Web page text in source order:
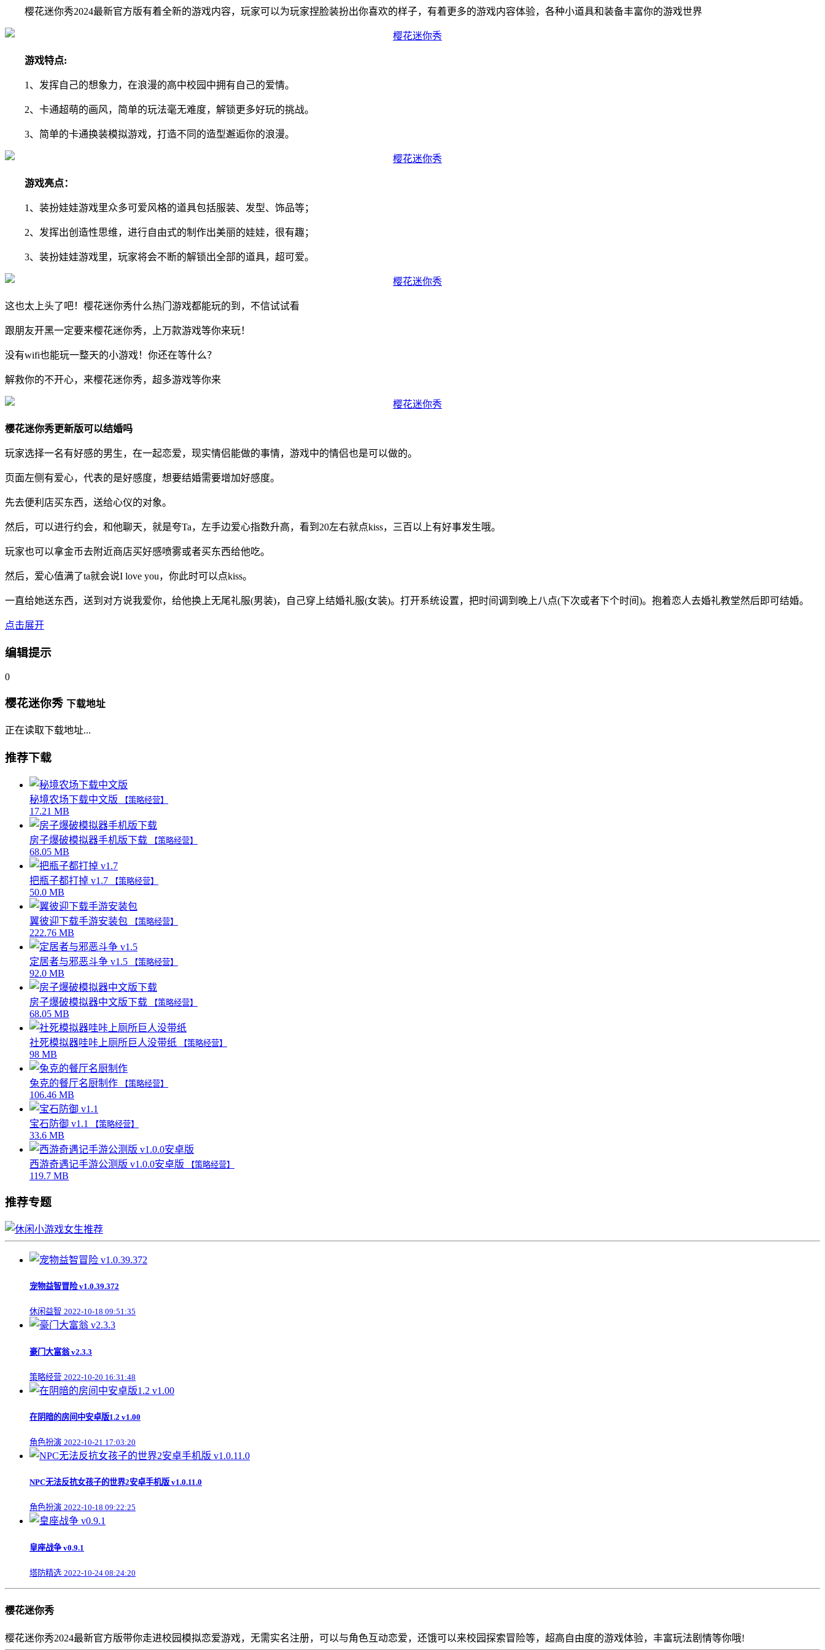
樱花迷你秀2024最新官方版有着全新的游戏内容，玩家可以为玩家捏脸装扮出你喜欢的样子，有着更多的游戏内容体验，各种小道具和装备丰富你的游戏世界
游戏特点:
1、发挥自己的想象力，在浪漫的高中校园中拥有自己的爱情。
2、卡通超萌的画风，简单的玩法毫无难度，解锁更多好玩的挑战。
3、简单的卡通换装模拟游戏，打造不同的造型邂逅你的浪漫。
游戏亮点：
1、装扮娃娃游戏里众多可爱风格的道具包括服装、发型、饰品等；
2、发挥出创造性思维，进行自由式的制作出美丽的娃娃，很有趣；
3、装扮娃娃游戏里，玩家将会不断的解锁出全部的道具，超可爱。
这也太上头了吧！樱花迷你秀什么热门游戏都能玩的到，不信试试看
跟朋友开黑一定要来樱花迷你秀，上万款游戏等你来玩！
没有wifi也能玩一整天的小游戏！你还在等什么？
解救你的不开心，来樱花迷你秀，超多游戏等你来
樱花迷你秀更新版可以结婚吗
玩家选择一名有好感的男生，在一起恋爱，现实情侣能做的事情，游戏中的情侣也是可以做的。
页面左侧有爱心，代表的是好感度，想要结婚需要增加好感度。
先去便利店买东西，送给心仪的对象。
然后，可以进行约会，和他聊天，就是夸Ta，左手边爱心指数升高，看到20左右就点kiss，三百以上有好事发生哦。
玩家也可以拿金币去附近商店买好感喷雾或者买东西给他吃。
然后，爱心值满了ta就会说I love you，你此时可以点kiss。
一直给她送东西，送到对方说我爱你，给他换上无尾礼服(男装)，自己穿上结婚礼服(女装)。打开系统设置，把时间调到晚上八点(下次或者下个时间)。抱着恋人去婚礼教堂然后即可结婚。
点击展开
编辑提示
0
樱花迷你秀 下载地址
正在读取下载地址...
推荐下载
秘境农场下载中文版 【策略经营】
17.21 MB
房子爆破模拟器手机版下载 【策略经营】
68.05 MB
把瓶子都打掉 v1.7 【策略经营】
50.0 MB
翼彼迎下载手游安装包 【策略经营】
222.76 MB
定居者与邪恶斗争 v1.5 【策略经营】
92.0 MB
房子爆破模拟器中文版下载 【策略经营】
68.05 MB
社死模拟器哇咔上厕所巨人没带纸 【策略经营】
98 MB
兔克的餐厅名厨制作 【策略经营】
106.46 MB
宝石防御 v1.1 【策略经营】
33.6 MB
西游奇遇记手游公测版 v1.0.0安卓版 【策略经营】
119.7 MB
推荐专题
宠物益智冒险 v1.0.39.372
休闲益智 2022-10-18 09:51:35
豪门大富翁 v2.3.3
策略经营 2022-10-20 16:31:48
在阴暗的房间中安卓版1.2 v1.00
角色扮演 2022-10-21 17:03:20
NPC无法反抗女孩子的世界2安卓手机版 v1.0.11.0
角色扮演 2022-10-18 09:22:25
皇座战争 v0.9.1
塔防精选 2022-10-24 08:24:20
樱花迷你秀
樱花迷你秀2024最新官方版带你走进校园模拟恋爱游戏，无需实名注册，可以与角色互动恋爱，还饿可以来校园探索冒险等，超高自由度的游戏体验，丰富玩法剧情等你哦!